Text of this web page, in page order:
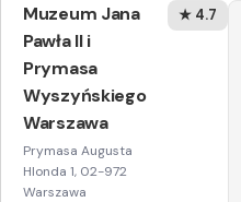
Muzeum Jana
Pawła II i
Prymasa
Wyszyńskiego
Warszawa
Prymasa Augusta
Hlonda 1, 02-972
Warszawa
★ 4.7